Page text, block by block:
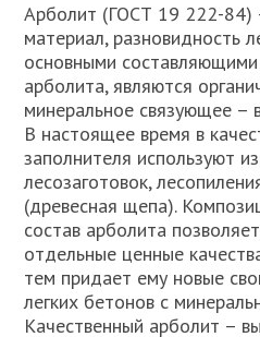
Арболит (ГОСТ 19 222-84)
материал, разновидность
основными
арболита, являются
минеральное связующее –
В настоящее время в
заполнителя используют
лесозаготовок,
(древесная щепа).
состав арболита
отдельные ценные
тем придает ему новые
легких бетонов с
Качественный арболит –